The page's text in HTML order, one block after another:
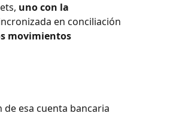
uno con la
en conciliación
movimientos
esa cuenta bancaria